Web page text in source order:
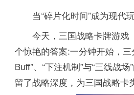
当“碎片化时间”成为现代
今天，三国战略卡牌游戏
个惊艳的答案:一分钟开始，
Buff”、“下注机制”与“三线战
留了战略深度，为三国战略卡